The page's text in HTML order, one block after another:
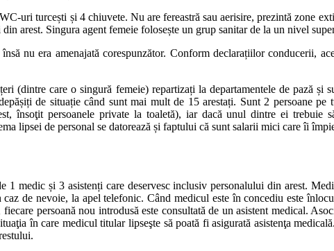
uri turcești și 4 chiuvete. Nu are fereastră sau aerisire, prezintă zone
arest. Singura agent femeie folosește un grup sanitar de la un nivel
nu era amenajată corespunzător. Conform declarațiilor conducerii,
(dintre care o singură femeie) repartizați la departamentele de pază și
de situație când sunt mai mult de 15 arestați. Sunt 2 persoane pe
însoţit persoanele private la toaletă), iar dacă unul dintre ei trebuie
lipsei de personal se datorează și faptului că sunt salarii mici care îi
1 medic și 3 asistenți care deservesc inclusiv personalului din arest.
de nevoie, la apel telefonic. Când medicul este în concediu este
persoană nou introdusă este consultată de un asistent medical.
în care medicul titular lipseşte să poată fi asigurată asistenţa